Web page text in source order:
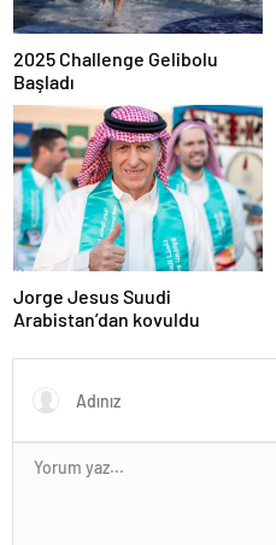
2025 Challenge Gelibolu
Başladı
Jorge Jesus Suudi
Arabistan’dan kovuldu